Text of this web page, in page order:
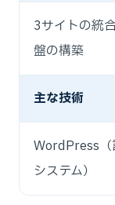
3サイトの統
盤の構築
主な技術
WordPress（
システム）